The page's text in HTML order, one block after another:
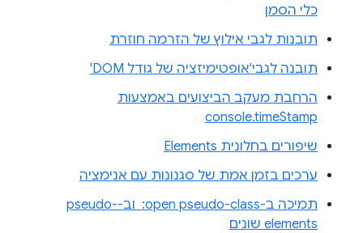
כלי הסמן
תובנות לגבי אילוץ של הזרמה חוזרת
תובנה לגבי'אופטימיזציה של גודל DOM'
הרחבת מעקב הביצועים באמצעות
console.timeStamp
שיפורים בחלונית Elements
ערכים בזמן אמת של סגנונות עם אנימציה
תמיכה ב-‎ :open pseudo-class וב-pseudo-
elements שונים